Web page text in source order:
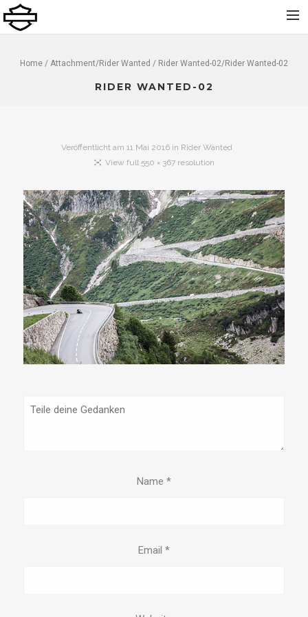
Vermietung
Bekleidung und Zubehör
Kontakt
Dolomiti Chapter
Finance
Home / Attachment/Rider Wanted / Rider Wanted-02/Rider Wanted-02
RIDER WANTED-02
Veröffentlicht am11 Mai 2016 in Rider Wanted
View full 550 × 367 resolution
Name *
Email *